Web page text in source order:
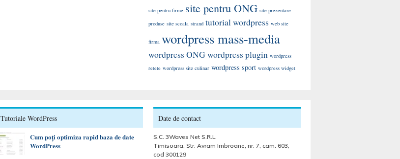
site pentru firme site pentru ONG site prezentare
produse site scoala strand tutorial wordpress web site
firma wordpress mass-media
wordpress ONGwordpress plugin wordpress
retete wordpress site culinar wordpress sport wordpress widget
Tutoriale WordPress
Cum poți optimiza rapid baza de date
WordPress
Date de contact
S.C. 3Waves Net S.R.L.
Timisoara, Str. Avram Imbroane, nr. 7, cam. 603,
cod 300129